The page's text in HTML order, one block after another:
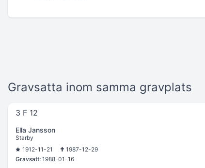
Gravsatta inom samma gravplats
3 F 12
Ella Jansson
Starby
1912-11-21
1987-12-29
Gravsatt: 1988-01-16